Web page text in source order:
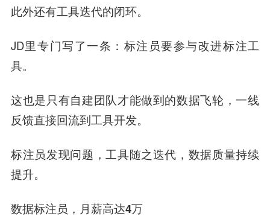
此外还有工具迭代的闭环。
JD里专门写了一条： 标注员要参与改进标注工
具。
这也是只有自建团队才能做到的数据飞轮，一线
反馈直接回流到工具开发。
标注员发现问题，工具随之迭代，数据质量持续
提升。
数据标注员，月薪高达4万